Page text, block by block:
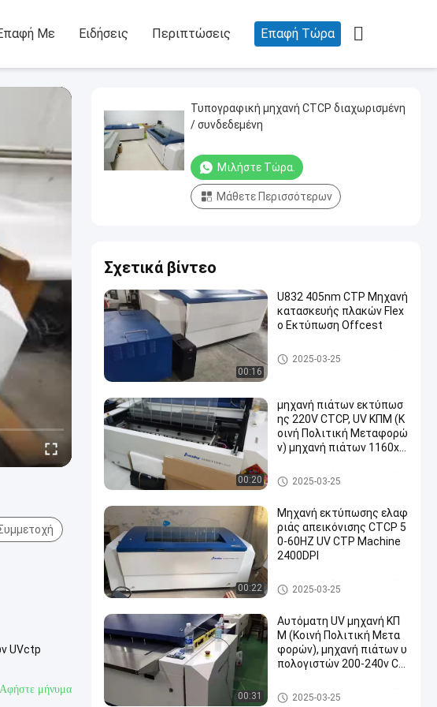
Με Ειδήσεις Περιπτώσεις Επαφή Τώρα 
UVctp
Αφήστε μήνυμα
Τυπογραφική μηχανή CTCP διαχωρισμένη
/ συνδεδεμένη
Μιλήστε Τώρα.
Μάθετε Περισσότερων
Σχετικά βίντεο
00:16
U832 405nm CTP Μηχανή
κατασκευής πλακών Flex
o Εκτύπωση Offcest
Μηχανή εκτύπωσης πλακών
CTCP
2025-03-25
00:20
μηχανή πιάτων εκτύπωσ
ης 220V CTCP, UV ΚΠΜ (Κ
οινή Πολιτική Μεταφορώ
ν) μηχανή πιάτων 1160x9
Μηχανή εκτύπωσης πλακών
CTCP
2025-03-25
00:22
Μηχανή εκτύπωσης ελαφ
ριάς απεικόνισης CTCP 5
0-60HZ UV CTP Machine
2400DPI
Μηχανή εκτύπωσης πλακών
CTCP
2025-03-25
00:31
Αυτόματη UV μηχανή ΚΠ
Μ (Κοινή Πολιτική Μετα
φορών), μηχανή πιάτων υ
πολογιστών 200-240v Ct
Μηχανή εκτύπωσης πλακών
2025-03-25